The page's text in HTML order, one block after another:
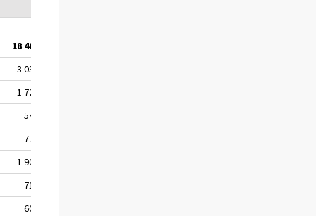
18 400
3 030
1 720
540
770
1 900
710
600